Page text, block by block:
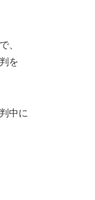
、
を
中に